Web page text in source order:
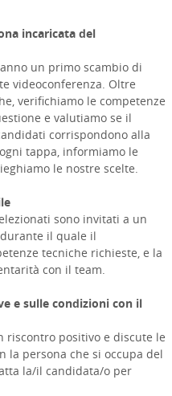
incaricata del
un primo scambio di
videoconferenza. Oltre
verifichiamo le competenze
e valutiamo se il
corrispondono alla
tappa, informiamo le
le nostre scelte.
sono invitati a un
il quale il
tecniche richieste, e la
con il team.
e sulle condizioni con il
riscontro positivo e discute le
la persona che si occupa del
la/il candidata/o per